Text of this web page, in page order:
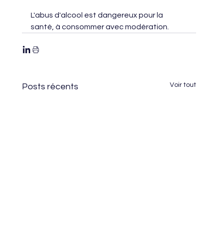
L'abus d'alcool est dangereux pour la
santé, à consommer avec modération.
Posts récents Voir tout